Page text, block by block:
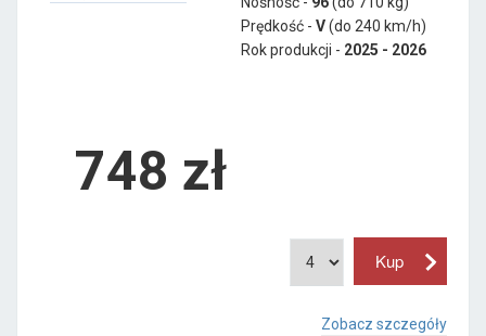
Prędkość - V(do 240 km/h)
Rok produkcji - 2025 - 2026
748 zł
Zobacz szczegóły